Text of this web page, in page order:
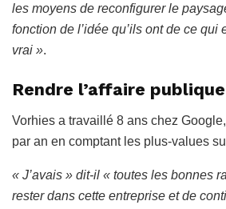
les moyens de reconfigurer le
fonction de l’idée qu’ils ont de ce qui
vrai ».
Rendre l’affaire publique
Vorhies a travaillé 8 ans chez
par an en comptant les plus-values
« J’avais » dit-il « toutes les bonnes
rester dans cette entreprise et de